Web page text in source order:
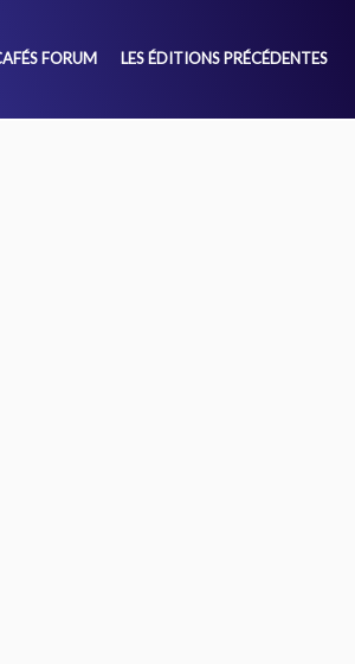
FORUM LES ÉDITIONS PRÉCÉDENTES